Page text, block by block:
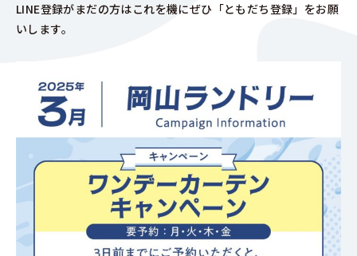
LINE登録がまだの方はこれを機にぜひ「ともだち登録」をお願
いします。